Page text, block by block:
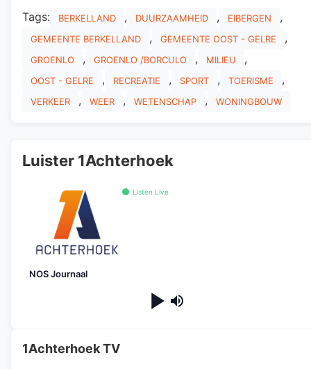
Tags: BERKELLAND , DUURZAAMHEID , EIBERGEN ,
GEMEENTE BERKELLAND , GEMEENTE OOST - GELRE ,
GROENLO , GROENLO /BORCULO , MILIEU ,
OOST - GELRE , RECREATIE , SPORT , TOERISME ,
VERKEER , WEER , WETENSCHAP , WONINGBOUW
Luister 1Achterhoek
Listen Live
NOS Journaal
1Achterhoek TV